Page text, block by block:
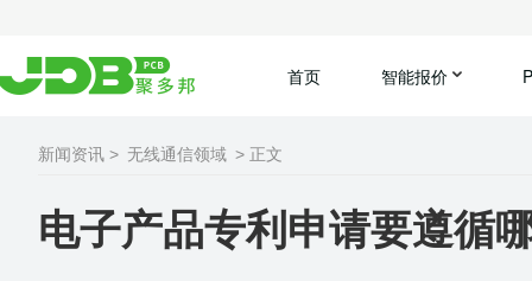
首页 智能报价
新闻资讯 > 无线通信领域 > 正文
电子产品专利申请要遵循